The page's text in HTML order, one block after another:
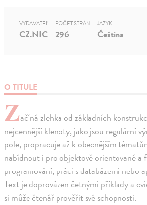
O TITULE
Začíná zlehka od základních
nejcennější klenoty, jako jsou regulární
pole, propracuje až k obecnějším
nabídnout i pro objektově orientované a
programování, práci s databázemi nebo
Text je doprovázen četnými příklady a
si může čtenář prověřit své schopnosti.
VYDAVATEĽ
CZ.NIC
POČET STRÁN
296
JAZYK
Čeština